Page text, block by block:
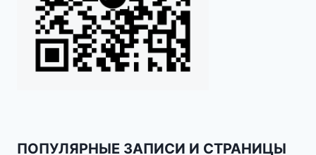
ПОПУЛЯРНЫЕ ЗАПИСИ И СТРАНИЦЫ